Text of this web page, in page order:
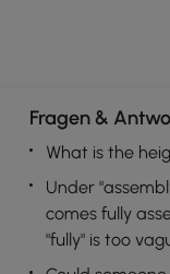
Fragen &
What is the
Under
comes fully
"fully" is too